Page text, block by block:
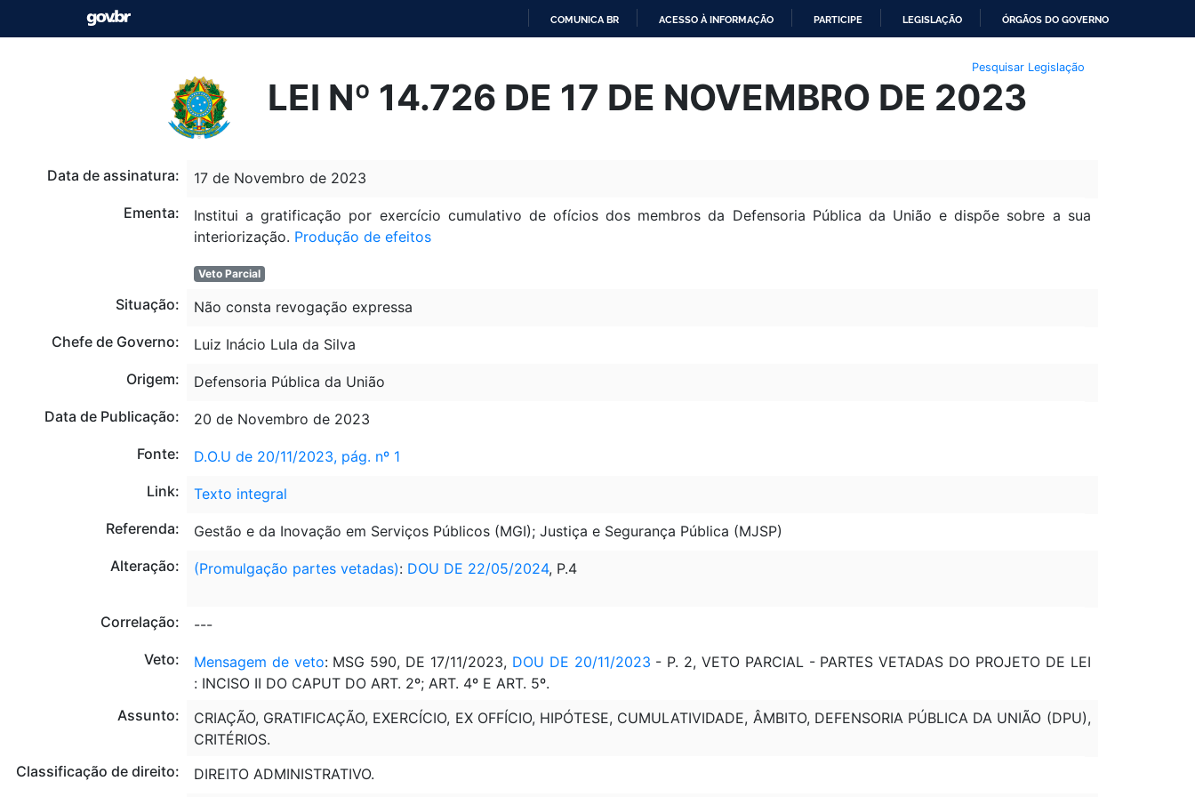
O
CONTEÚDO
COMUNICA BR ACESSO À INFORMAÇÃO PARTICIPE LEGISLAÇÃO ÓRGÃOS DO GOVERNO
Pesquisar Legislação
LEI Nº 14.726 DE 17 DE NOVEMBRO DE 2023
Data de assinatura:
17 de Novembro de 2023
Ementa:
Institui a gratificação por exercício cumulativo de ofícios dos membros da Defensoria Pública da União e dispõe sobre a sua
interiorização. Produção de efeitos
Veto Parcial
Situação:
Não consta revogação expressa
Chefe de Governo:
Luiz Inácio Lula da Silva
Origem:
Defensoria Pública da União
Data de Publicação:
20 de Novembro de 2023
Fonte:
D.O.U de 20/11/2023, pág. nº 1
Link:
Texto integral
Referenda:
Gestão e da Inovação em Serviços Públicos (MGI); Justiça e Segurança Pública (MJSP)
Alteração:
(Promulgação partes vetadas): DOU DE 22/05/2024, P.4
Correlação:
---
Veto:
Mensagem de veto: MSG 590, DE 17/11/2023, DOU DE 20/11/2023 - P. 2, VETO PARCIAL - PARTES VETADAS DO PROJETO DE LEI
: INCISO II DO CAPUT DO ART. 2º; ART. 4º E ART. 5º.
Assunto:
CRIAÇÃO, GRATIFICAÇÃO, EXERCÍCIO, EX OFFÍCIO, HIPÓTESE, CUMULATIVIDADE, ÂMBITO, DEFENSORIA PÚBLICA DA UNIÃO (DPU),
CRITÉRIOS.
Classificação de direito:
DIREITO ADMINISTRATIVO.